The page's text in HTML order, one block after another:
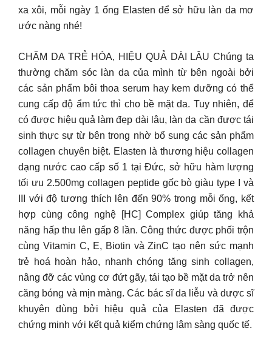
xa xôi, mỗi ngày 1 ống Elasten để sở hữu làn da mơ
ước nàng nhé!
CHĂM DA TRẺ HÓA, HIỆU QUẢ DÀI LÂU Chúng ta
thường chăm sóc làn da của mình từ bên ngoài bởi
các sản phẩm bôi thoa serum hay kem dưỡng có thể
cung cấp độ ẩm tức thì cho bề mặt da. Tuy nhiên, để
có được hiệu quả làm đẹp dài lâu, làn da cần được tái
sinh thực sự từ bên trong nhờ bổ sung các sản phẩm
collagen chuyên biệt. Elasten là thương hiệu collagen
dạng nước cao cấp số 1 tại Đức, sở hữu hàm lượng
tối ưu 2.500mg collagen peptide gốc bò giàu type I và
III với độ tương thích lên đến 90% trong mỗi ống, kết
hợp cùng công nghệ [HC] Complex giúp tăng khả
năng hấp thu lên gấp 8 lần. Công thức được phối trộn
cùng Vitamin C, E, Biotin và ZinC tạo nên sức mạnh
trẻ hoá hoàn hảo, nhanh chóng tăng sinh collagen,
nâng đỡ các vùng cơ đứt gãy, tái tạo bề mặt da trở nên
căng bóng và mịn màng. Các bác sĩ da liễu và dược sĩ
khuyên dùng bởi hiệu quả của Elasten đã được
chứng minh với kết quả kiểm chứng lâm sàng quốc tế.